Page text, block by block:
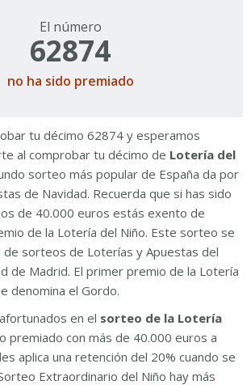
El número
62874
no ha sido premiado
tu décimo 62874 y esperamos
al comprobar tu décimo de Lotería del
sorteo más popular de España da por
de Navidad. Recuerda que si has sido
de 40.000 euros estás exento de
de la Lotería del Niño. Este sorteo se
de sorteos de Loterías y Apuestas del
de Madrid. El primer premio de la Lotería
denomina el Gordo.
en el sorteo de la Lotería
premiado con más de 40.000 euros a
aplica una retención del 20% cuando se
Extraordinario del Niño hay más